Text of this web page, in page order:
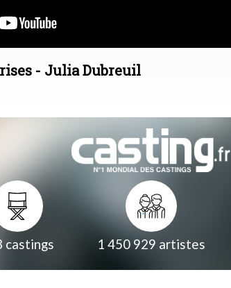
- Julia Dubreuil
castings 1 450 929 artistes